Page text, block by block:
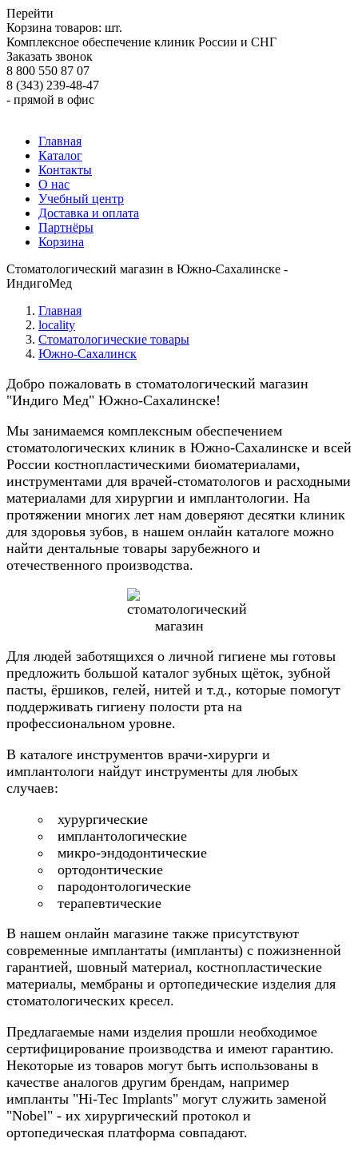
Перейти
Корзина товаров: шт.
Комплексное обеспечение клиник России и СНГ
Заказать звонок
8 800 550 87 07
8 (343) 239-48-47
- прямой в офис
Главная
Каталог
Контакты
О нас
Учебный центр
Доставка и оплата
Партнёры
Корзина
Стоматологический магазин в Южно-Сахалинске -
ИндигоМед
Главная
locality
Стоматологические товары
Южно-Сахалинск
Добро пожаловать в стоматологический магазин
"Индиго Мед" Южно-Сахалинске!
Мы занимаемся комплексным обеспечением
стоматологических клиник в Южно-Сахалинске и всей
России костнопластическими биоматериалами,
инструментами для врачей-стоматологов и расходными
материалами для хирургии и имплантологии. На
протяжении многих лет нам доверяют десятки клиник
для здоровья зубов, в нашем онлайн каталоге можно
найти дентальные товары зарубежного и
отечественного производства.
Для людей заботящихся о личной гигиене мы готовы
предложить большой каталог зубных щёток, зубной
пасты, ёршиков, гелей, нитей и т.д., которые помогут
поддерживать гигиену полости рта на
профессиональном уровне.
В каталоге инструментов врачи-хирурги и
имплантологи найдут инструменты для любых
случаев:
хурургические
имплантологические
микро-эндодонтические
ортодонтические
пародонтологические
терапевтические
В нашем онлайн магазине также присутствуют
современные имплантаты (импланты) с пожизненной
гарантией, шовный материал, костнопластические
материалы, мембраны и ортопедические изделия для
стоматологических кресел.
Предлагаемые нами изделия прошли необходимое
сертифицирование производства и имеют гарантию.
Некоторые из товаров могут быть использованы в
качестве аналогов другим брендам, например
импланты "Hi-Tec Implants" могут служить заменой
"Nobel" - их хирургический протокол и
ортопедическая платформа совпадают.